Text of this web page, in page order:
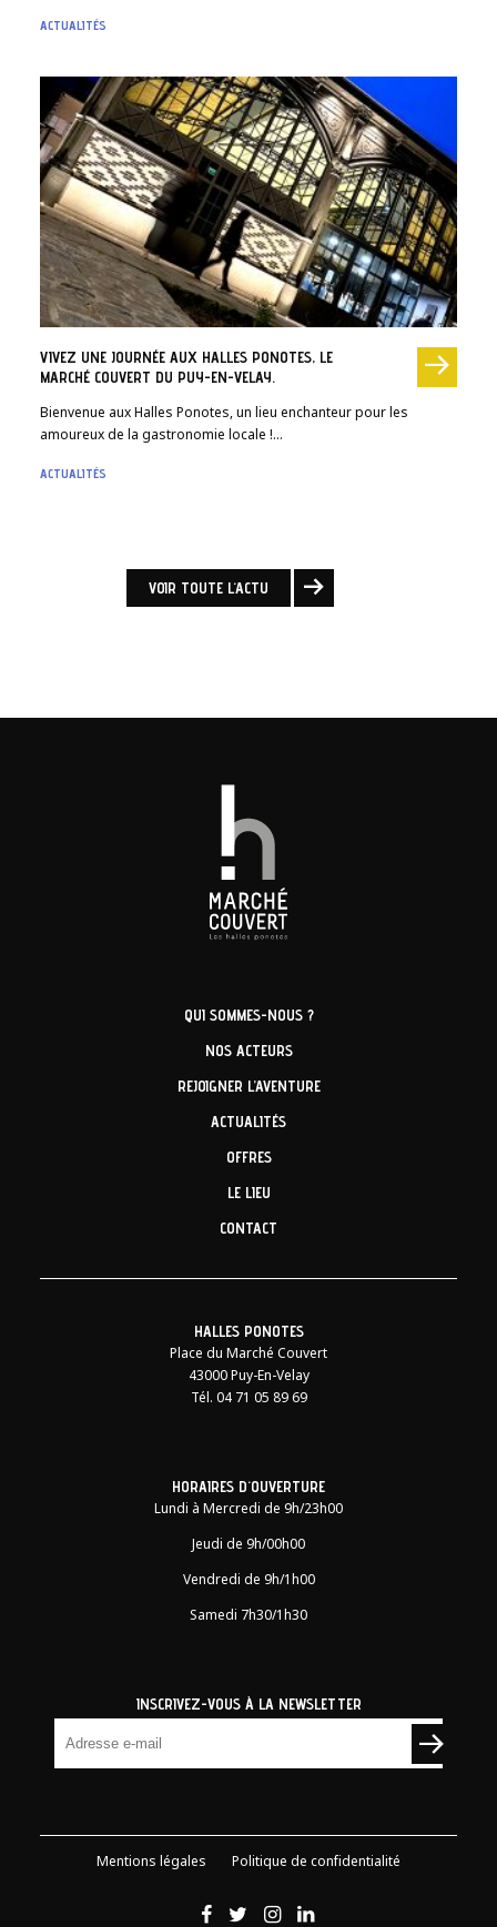
ACTUALITÉS
VIVEZ UNE JOURNÉE AUX HALLES PONOTES, LE
MARCHÉ COUVERT DU PUY-EN-VELAY.
Bienvenue aux Halles Ponotes, un lieu enchanteur pour les
amoureux de la gastronomie locale !…
ACTUALITÉS
VOIR TOUTE L'ACTU
QUI SOMMES-NOUS ?
NOS ACTEURS
REJOIGNER L’AVENTURE
ACTUALITÉS
OFFRES
LE LIEU
CONTACT
HALLES PONOTES
Place du Marché Couvert
43000 Puy-En-Velay
Tél. 04 71 05 89 69
HORAIRES D'OUVERTURE
Lundi à Mercredi de 9h/23h00
Jeudi de 9h/00h00
Vendredi de 9h/1h00
Samedi 7h30/1h30
INSCRIVEZ-VOUS À LA NEWSLETTER
Mentions légales Politique de confidentialité